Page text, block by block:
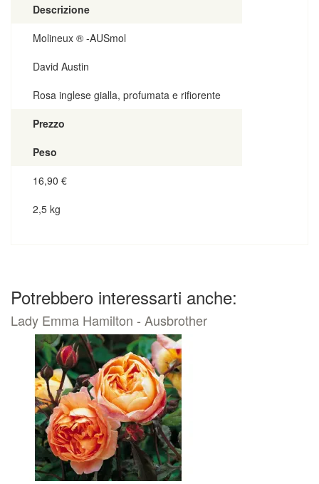
Descrizione
Molineux ® -AUSmol
David Austin
Rosa inglese gialla, profumata e rifiorente
Prezzo
Peso
16,90 €
2,5 kg
Potrebbero interessarti anche:
Lady Emma Hamilton - Ausbrother